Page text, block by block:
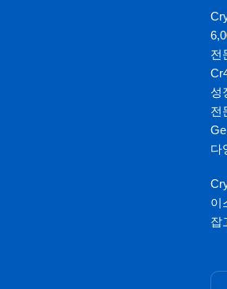
전
성
전
다
이
잡